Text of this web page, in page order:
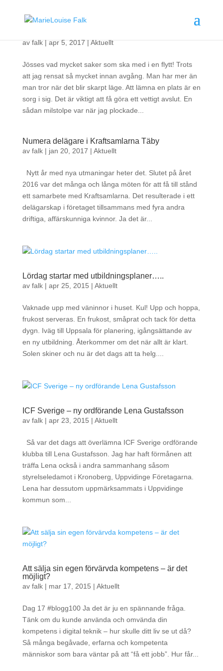
avfalk|apr 5, 2017|Aktuellt
Jösses vad mycket saker som ska med i en flytt! Trots
att jag rensat så mycket innan avgång. Man har mer än
man tror när det blir skarpt läge. Att lämna en plats är en
sorg i sig. Det är viktigt att få göra ett vettigt avslut. En
sådan milstolpe var när jag plockade...
Numera delägare i Kraftsamlarna Täby
av falk| jan 20, 2017 | Aktuellt
Nytt år med nya utmaningar heter det. Slutet på året
2016 var det många och långa möten för att få till stånd
ett samarbete med Kraftsamlarna. Det resulterade i ett
delägarskap i företaget tillsammans med fyra andra
driftiga, affärskunniga kvinnor. Ja det är...
Lördag startar med utbildningsplaner…..
av falk| apr 25, 2015 | Aktuellt
Vaknade upp med väninnor i huset. Kul! Upp och hoppa,
frukost serveras. En frukost, småprat och tack för detta
dygn. Iväg till Uppsala för planering, igångsättande av
en ny utbildning. Återkommer om det när allt är klart.
Solen skiner och nu är det dags att ta helg....
ICF Sverige – ny ordförande Lena Gustafsson
av falk| apr 23, 2015 | Aktuellt
Så var det dags att överlämna ICF Sverige ordförande
klubba till Lena Gustafsson. Jag har haft förmånen att
träffa Lena också i andra sammanhang såsom
styrelseledamot i Kronoberg, Uppvidinge Företagarna.
Lena har dessutom uppmärksammats i Uppvidinge
kommun som...
Att sälja sin egen förvärvda kompetens – är det
möjligt?
av falk| mar 17, 2015 | Aktuellt
Dag 17 #blogg100 Ja det är ju en spännande fråga.
Tänk om du kunde använda och omvända din
kompetens i digital teknik – hur skulle ditt liv se ut då?
Så många begåvade, erfarna och kompetenta
människor som bara väntar på att “få ett jobb”. Hur får...